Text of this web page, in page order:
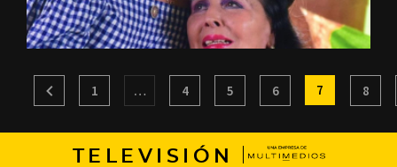
1 … 4 5 6 7 8
TELEVISIÓN